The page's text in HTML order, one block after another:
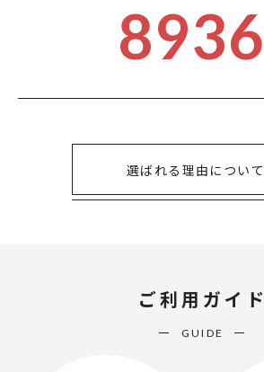
8936
選ばれる理由について
ご利用ガイド
GUIDE